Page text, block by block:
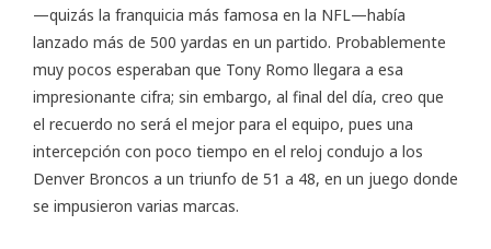
—quizás la franquicia más famosa en la NFL—había
lanzado más de 500 yardas en un partido. Probablemente
muy pocos esperaban que Tony Romo llegara a esa
impresionante cifra; sin embargo, al final del día, creo que
el recuerdo no será el mejor para el equipo, pues una
intercepción con poco tiempo en el reloj condujo a los
Denver Broncos a un triunfo de 51 a 48, en un juego donde
se impusieron varias marcas.